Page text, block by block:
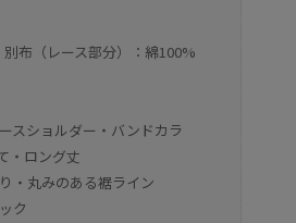
布（レース部分）：綿100%
スショルダー・バンドカラ
・ロング丈
・丸みのある裾ライン
ク